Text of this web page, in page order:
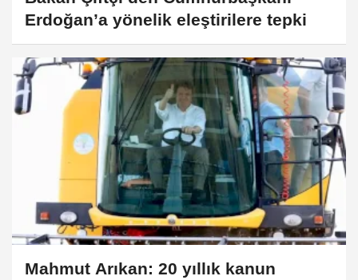
Erdoğan’a yönelik eleştirilere tepki
Mahmut Arıkan: 20 yıllık kanun